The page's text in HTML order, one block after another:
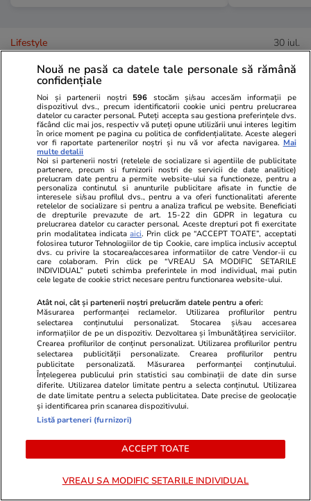
Lifestyle 30 iul.
Ce vase de gătit îți trebuie dacă
te muți singur – ustensile pe
care trebuie să le ai în bucătărie
Lifestyle 31 iul.
Ulei de perilla – ce este și ce
beneficii are
Lifestyle 31 iul.
Cum poate fi consumat
ghimbirul
Nouă ne pasă ca datele tale personale să rămână
confidențiale
Noi și partenerii noștri 596 stocăm și/sau accesăm informații pe
dispozitivul dvs., precum identificatorii cookie unici pentru prelucrarea
datelor cu caracter personal. Puteți accepta sau gestiona preferințele dvs.
făcând clic mai jos, respectiv vă puteți opune utilizării unui interes legitim
în orice moment pe pagina cu politica de confidențialitate. Aceste alegeri
vor fi raportate partenerilor noștri și nu vă vor afecta navigarea. Mai
multe detalii
Noi si partenerii nostri (retelele de socializare si agentiile de publicitate
partenere, precum si furnizorii nostri de servicii de date analitice)
prelucram date pentru a permite website-ului sa functioneze, pentru a
personaliza continutul si anunturile publicitare afisate in functie de
interesele si/sau profilul dvs., pentru a va oferi functionalitati aferente
retelelor de socializare si pentru a analiza traficul pe website. Beneficiati
de drepturile prevazute de art. 15-22 din GDPR in legatura cu
prelucrarea datelor cu caracter personal. Aceste drepturi pot fi exercitate
prin modalitatea indicataaici. Prin click pe “ACCEPT TOATE”, acceptati
folosirea tuturor Tehnologiilor de tip Cookie, care implica inclusiv acceptul
dvs. cu privire la stocarea/accesarea informatiilor de catre Vendor-ii cu
care colaboram. Prin click pe “VREAU SA MODIFIC SETARILE
INDIVIDUAL” puteti schimba preferintele in mod individual, mai putin
cele legate de cookie strict necesare pentru functionarea website-ului.
Atât noi, cât și partenerii noștri prelucrăm datele pentru a oferi:
Măsurarea performanței reclamelor. Utilizarea profilurilor pentru
selectarea conținutului personalizat. Stocarea și/sau accesarea
informațiilor de pe un dispozitiv. Dezvoltarea și îmbunătățirea serviciilor.
Crearea profilurilor de conținut personalizat. Utilizarea profilurilor pentru
selectarea publicității personalizate. Crearea profilurilor pentru
publicitate personalizată. Măsurarea performanței conținutului.
Înțelegerea publicului prin statistici sau combinații de date din surse
diferite. Utilizarea datelor limitate pentru a selecta conținutul. Utilizarea
de date limitate pentru a selecta publicitatea. Date precise de geolocație
și identificarea prin scanarea dispozitivului.
Listă parteneri (furnizori)
ACCEPT TOATE
VREAU SA MODIFIC SETARILE INDIVIDUAL